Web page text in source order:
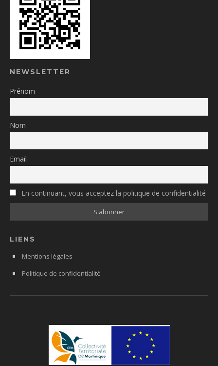
NEWSLETTER
Prénom
Nom
Email
En continuant, vous acceptez la politique de confidentialité
LIENS
Mentions légales
Politique de confidentialité